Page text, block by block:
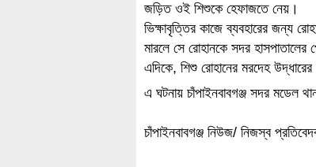
জড়িত ওই শিশুকে হেফাজতে নেয়।
ভিক্ষাবৃত্তির কাজে ব্যবহারের জন্য
মারলে সে রোহানকে সদর
এদিকে, শিশু রোহানের মরদেহ
এ ঘটনায় চাঁপাইনবাবগঞ্জ সদর মডেল
চাঁপাইনবাবগঞ্জ নিউজ/ নিজস্ব